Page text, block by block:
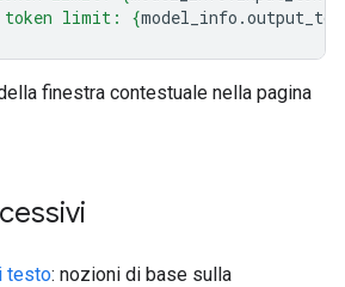
token limit: {model_info .
finestra contestuale nella pagina
testo: nozioni di base sulla